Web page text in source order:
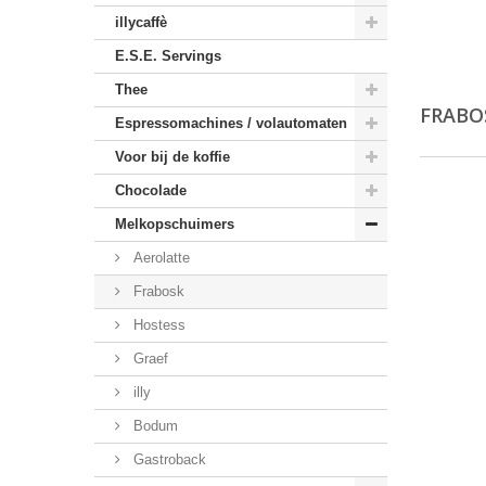
illycaffè
E.S.E. Servings
Thee
Espressomachines / volautomaten
Voor bij de koffie
Chocolade
Melkopschuimers
Aerolatte
Frabosk
Hostess
Graef
illy
Bodum
Gastroback